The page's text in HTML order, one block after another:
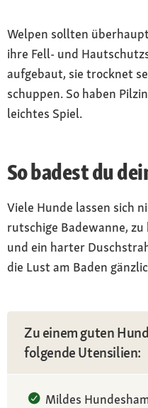
Welpen sollten
ihre Fell- und
aufgebaut, sie trocknet
schuppen. So haben
leichtes Spiel.
So badest du
Viele Hunde lassen sich
rutschige Badewanne,
und ein harter
die Lust am Baden
Zu einem guten
folgende Utensilien:
Mildes